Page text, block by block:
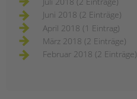
Juni 2018 (2 Einträge)
April 2018 (1 Eintrag)
März 2018 (2 Einträge)
Februar 2018 (2 Einträge)